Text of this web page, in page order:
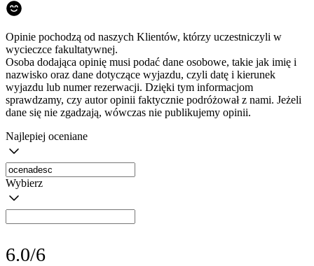
Opinie pochodzą od naszych Klientów, którzy uczestniczyli w
wycieczce fakultatywnej.
Osoba dodająca opinię musi podać dane osobowe, takie jak imię i
nazwisko oraz dane dotyczące wyjazdu, czyli datę i kierunek
wyjazdu lub numer rezerwacji. Dzięki tym informacjom
sprawdzamy, czy autor opinii faktycznie podróżował z nami. Jeżeli
dane się nie zgadzają, wówczas nie publikujemy opinii.
Najlepiej oceniane
Wybierz
6.0/6